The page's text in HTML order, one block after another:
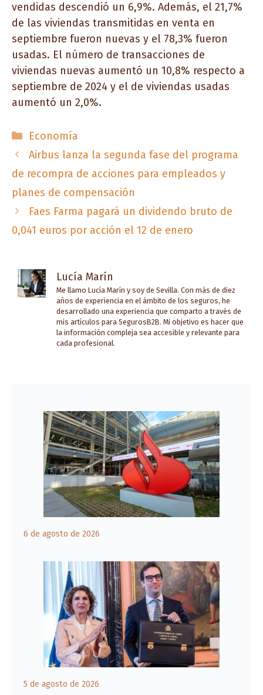
vendidas descendió un 6,9%. Además, el 21,7%
de las viviendas transmitidas en venta en
septiembre fueron nuevas y el 78,3% fueron
usadas. El número de transacciones de
viviendas nuevas aumentó un 10,8% respecto a
septiembre de 2024 y el de viviendas usadas
aumentó un 2,0%.
Categorías
Economía
Airbus lanza la segunda fase del programa
de recompra de acciones para empleados y
planes de compensación
Faes Farma pagará un dividendo bruto de
0,041 euros por acción el 12 de enero
Lucía Marín
Me llamo Lucía Marín y soy de Sevilla. Con más de diez
años de experiencia en el ámbito de los seguros, he
desarrollado una experiencia que comparto a través de
mis artículos para SegurosB2B. Mi objetivo es hacer que
la información compleja sea accesible y relevante para
cada profesional.
6 de agosto de 2026
5 de agosto de 2026